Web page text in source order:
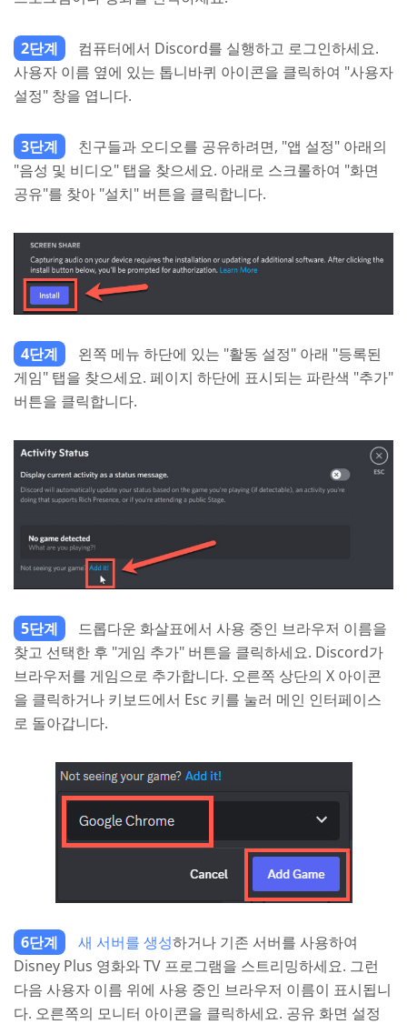
2단계
컴퓨터에서 Discord를 실행하고 로그인하세요.
사용자 이름 옆에 있는 톱니바퀴 아이콘을 클릭하여 "사용자
설정" 창을 엽니다.
3단계
친구들과 오디오를 공유하려면, "앱 설정" 아래의
"음성 및 비디오" 탭을 찾으세요. 아래로 스크롤하여 "화면
공유"를 찾아 "설치" 버튼을 클릭합니다.
4단계
왼쪽 메뉴 하단에 있는 "활동 설정" 아래 "등록된
게임" 탭을 찾으세요. 페이지 하단에 표시되는 파란색 "추가"
버튼을 클릭합니다.
5단계
드롭다운 화살표에서 사용 중인 브라우저 이름을
찾고 선택한 후 "게임 추가" 버튼을 클릭하세요. Discord가
브라우저를 게임으로 추가합니다. 오른쪽 상단의 X 아이콘
을 클릭하거나 키보드에서 Esc 키를 눌러 메인 인터페이스
로 돌아갑니다.
6단계 새 서버를 생성하거나 기존 서버를 사용하여
Disney Plus 영화와 TV 프로그램을 스트리밍하세요. 그런
다음 사용자 이름 위에 사용 중인 브라우저 이름이 표시됩니
다. 오른쪽의 모니터 아이콘을 클릭하세요. 공유 화면 설정